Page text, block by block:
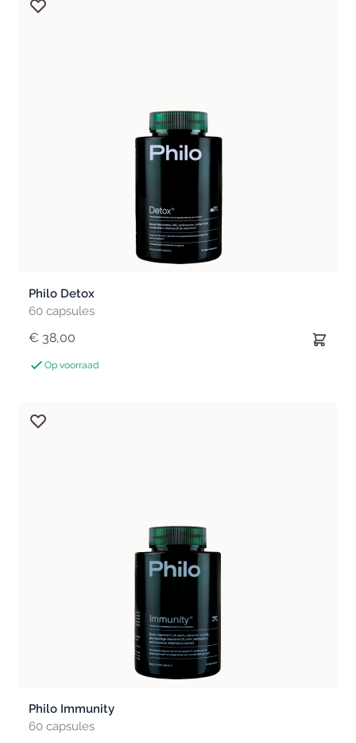
Philo Detox
60 capsules
€ 38,00
Op voorraad
Philo Immunity
60 capsules